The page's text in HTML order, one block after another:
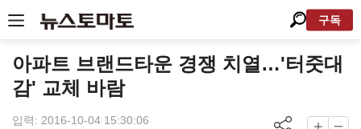
구독
아파트 브랜드타운 경쟁 치열…'터줏대
감' 교체 바람
입력: 2016-10-04 15:30:06